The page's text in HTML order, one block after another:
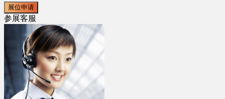
展位申请
参展客服